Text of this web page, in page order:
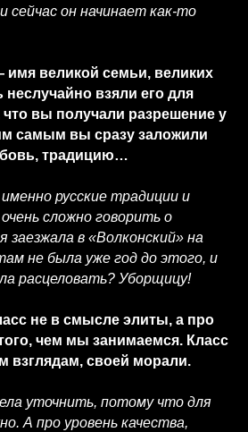
сейчас он начинает как-то
великой семьи, великих
взяли его для
вы получали разрешение у
самым вы сразу заложили
традицию…
русские традиции и
сложно говорить о
заезжала в «Волконский» на
не была уже год до этого, и
расцеловать? Уборщицу!
не в смысле элиты, а про
чем мы занимаемся. Класс
взглядам, своей морали.
уточнить, потому что для
А про уровень качества,